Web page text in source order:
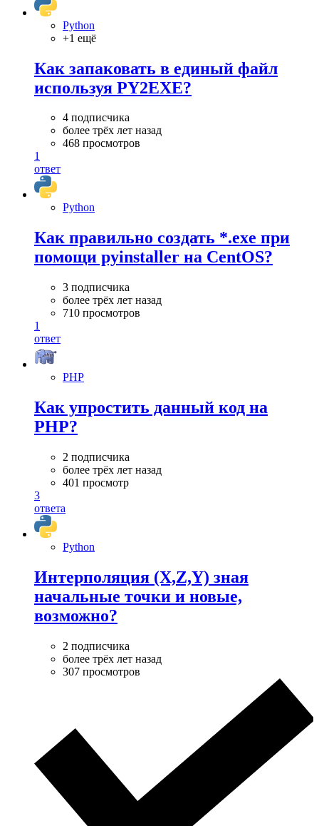
Python
+1 ещё
Как запаковать в единый файл
используя PY2EXE?
4 подписчика
более трёх лет назад
468 просмотров
1
ответ
Python
Как правильно создать *.exe при
помощи pyinstaller на CentOS?
3 подписчика
более трёх лет назад
710 просмотров
1
ответ
PHP
Как упростить данный код на
PHP?
2 подписчика
более трёх лет назад
401 просмотр
3
ответа
Python
Интерполяция (X,Z,Y) зная
начальные точки и новые,
возможно?
2 подписчика
более трёх лет назад
307 просмотров